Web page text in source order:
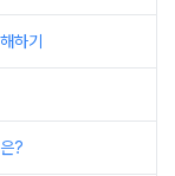
하기
?